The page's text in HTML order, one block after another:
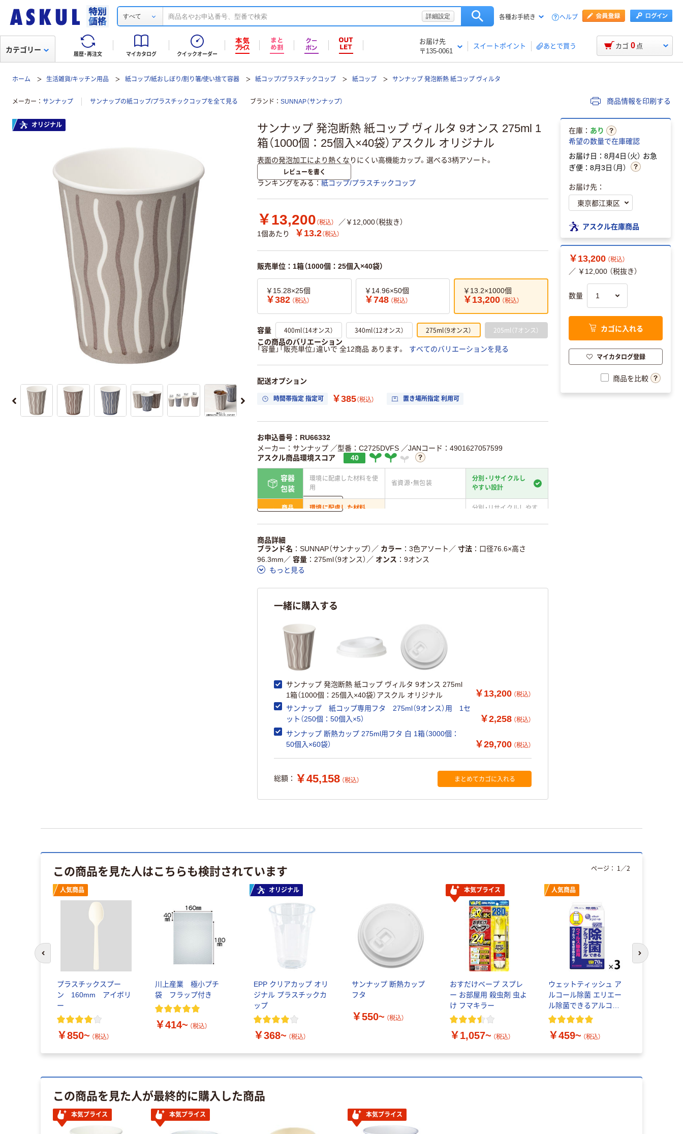
すべて 詳細設定 各種お手続き ヘルプ
履歴・再注文 マイカタログ クイックオーダー
お届け先
〒135-0061
スイートポイント あとで買う
カテゴリー カゴ 0 点
ホーム 生活雑貨/キッチン用品 紙コップ/紙おしぼり/割り箸/使い捨て容器 紙コップ/プラスチックコップ 紙コップ サンナップ 発泡断熱 紙コップ ヴィルタ
メーカー サンナップ サンナップの紙コップ/プラスチックコップを全て見る ブランド SUNNAP（サンナップ） 商品情報を印刷する
サンナップ 発泡断熱 紙コップ ヴィルタ 9オンス 275ml 1
箱（1000個：25個入×40袋）アスクル オリジナル
表面の発泡加工により熱くなりにくい高機能カップ。選べる3柄アソート。
レビューを書く
ランキングをみる 紙コップ/プラスチックコップ
￥13,200 （税込）
／￥12,000（税抜き）
1個あたり
￥13.2（税込）
販売単位：1箱（1000個：25個入×40袋）
￥15.28×25個
￥382 （税込）
￥14.96×50個
￥748 （税込）
￥13.2×1000個
￥13,200 （税込）
容量 400ml（14オンス） 340ml（12オンス） 275ml（9オンス） 205ml（7オンス）
この商品のバリエーション
「容量」「販売単位」違いで 全12商品 あります。
すべてのバリエーションを見る
配送オプション
時間帯指定 指定可 ￥385（税込） 置き場所指定 利用可
お申込番号：RU66332
メーカー：サンナップ ／型番：C2725DVFS ／JANコード：4901627057599
アスクル商品環境スコア
40
容器
包装
環境に配慮した材料を使
用
省資源・無包装
分別・リサイクルし
やすい設計
商品
環境に配慮した材料
分別・リサイクルしやす
仕組
る
ている
削減
この商品の環境配慮ポイントです。詳しくはページ下部の商品詳細「
ア詳細／加点項目
詳しく見る
商品詳細
ブランド名
SUNNAP（サンナップ） ／ カラー 3色アソート ／ 寸法
口径76.6×高さ
96.3mm ／ 容量 275ml（9オンス） ／ オンス
9オンス
もっと見る
一緒に購入する
サンナップ 発泡断熱 紙コップ ヴィルタ 9オンス 275ml
1箱（1000個：25個入×40袋）アスクル オリジナル
￥13,200 （税込）
サンナップ 紙コップ専用フタ 275ml（9オンス）用 1セ
ット（250個：50個入×5）
￥2,258 （税込）
サンナップ 断熱カップ 275ml用フタ 白 1箱（3000個：
50個入×60袋）
￥29,700 （税込）
総額： ￥45,158 （税込） まとめてカゴに入れる
オリジナル
在庫： あり
希望の数量で在庫確認
お届け日：8月4日（火） お急
ぎ便：8月3日（月）
お届け先：
アスクル在庫商品
￥13,200 （税込）
／ ￥12,000 （税抜き）
数量
カゴに入れる
マイカタログ登録
商品を比較
この商品を見た人はこちらも検討されています
人気商品
プラスチックスプー
ン 160mm アイボリ
ー
￥850~ （税込）
川上産業 極小プチ
袋 フラップ付き
￥414~ （税込）
オリジナル
EPP クリアカップ オリ
ジナル プラスチックカ
ップ
￥368~ （税込）
サンナップ 断熱カップ
フタ
￥550~ （税込）
本気プライス
おすだけベープ スプレ
ー お部屋用 殺虫剤 虫よ
け フマキラー
￥1,057~ （税込）
人気商品
ウェットティッシュ ア
ルコール除菌 エリエー
ル除菌できるアルコー
ルタオルウイルス除去
￥459~ （税込）
ページ： 1 ／2
次のスライド
この商品を見た人が最終的に購入した商品
本気プライス 本気プライス 本気プライス